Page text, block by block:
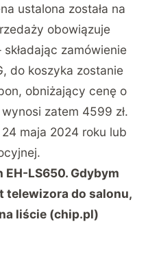
ustalona została na
obowiązuje
zamówienie
, do koszyka zostanie
obniżający cenę o
zatem 4599 zł.
maja 2024 roku lub
EH-LS650. Gdybym
telewizora do salonu,
liście (chip.pl)